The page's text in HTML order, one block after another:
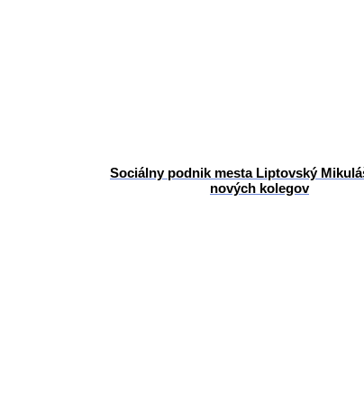
Sociálny podnik mesta Liptovský
nových kolegov